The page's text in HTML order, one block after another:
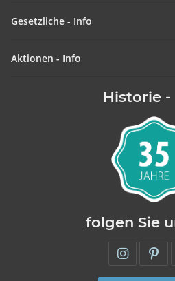
Gesetzliche - Info
Aktionen - Info
Historie -
folgen Sie